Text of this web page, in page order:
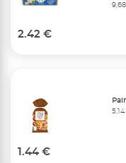
2.42 €
1.44 €